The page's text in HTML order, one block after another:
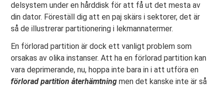
delsystem under en hårddisk för att få ut det mesta av
din dator. Föreställ dig att en paj skärs i sektorer, det är
så de illustrerar partitionering i lekmannatermer.
En förlorad partition är dock ett vanligt problem som
orsakas av olika instanser. Att ha en förlorad partition kan
vara deprimerande, nu, hoppa inte bara in i att utföra en
förlorad partition återhämtning men det kanske inte är så